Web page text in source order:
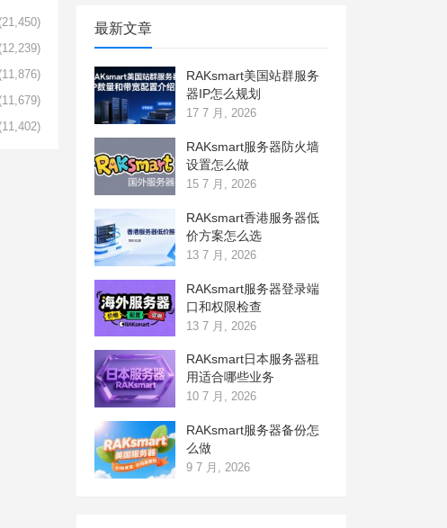
(21,450)
(12,239)
(11,876)
(11,679)
(11,402)
最新文章
RAKsmart美国站群服务
器IP怎么规划
17 7 月, 2026
RAKsmart服务器防火墙
设置怎么做
15 7 月, 2026
RAKsmart香港服务器低
价方案怎么选
13 7 月, 2026
RAKsmart服务器登录端
口和权限检查
13 7 月, 2026
RAKsmart日本服务器租
用适合哪些业务
10 7 月, 2026
RAKsmart服务器备份怎
么做
9 7 月, 2026